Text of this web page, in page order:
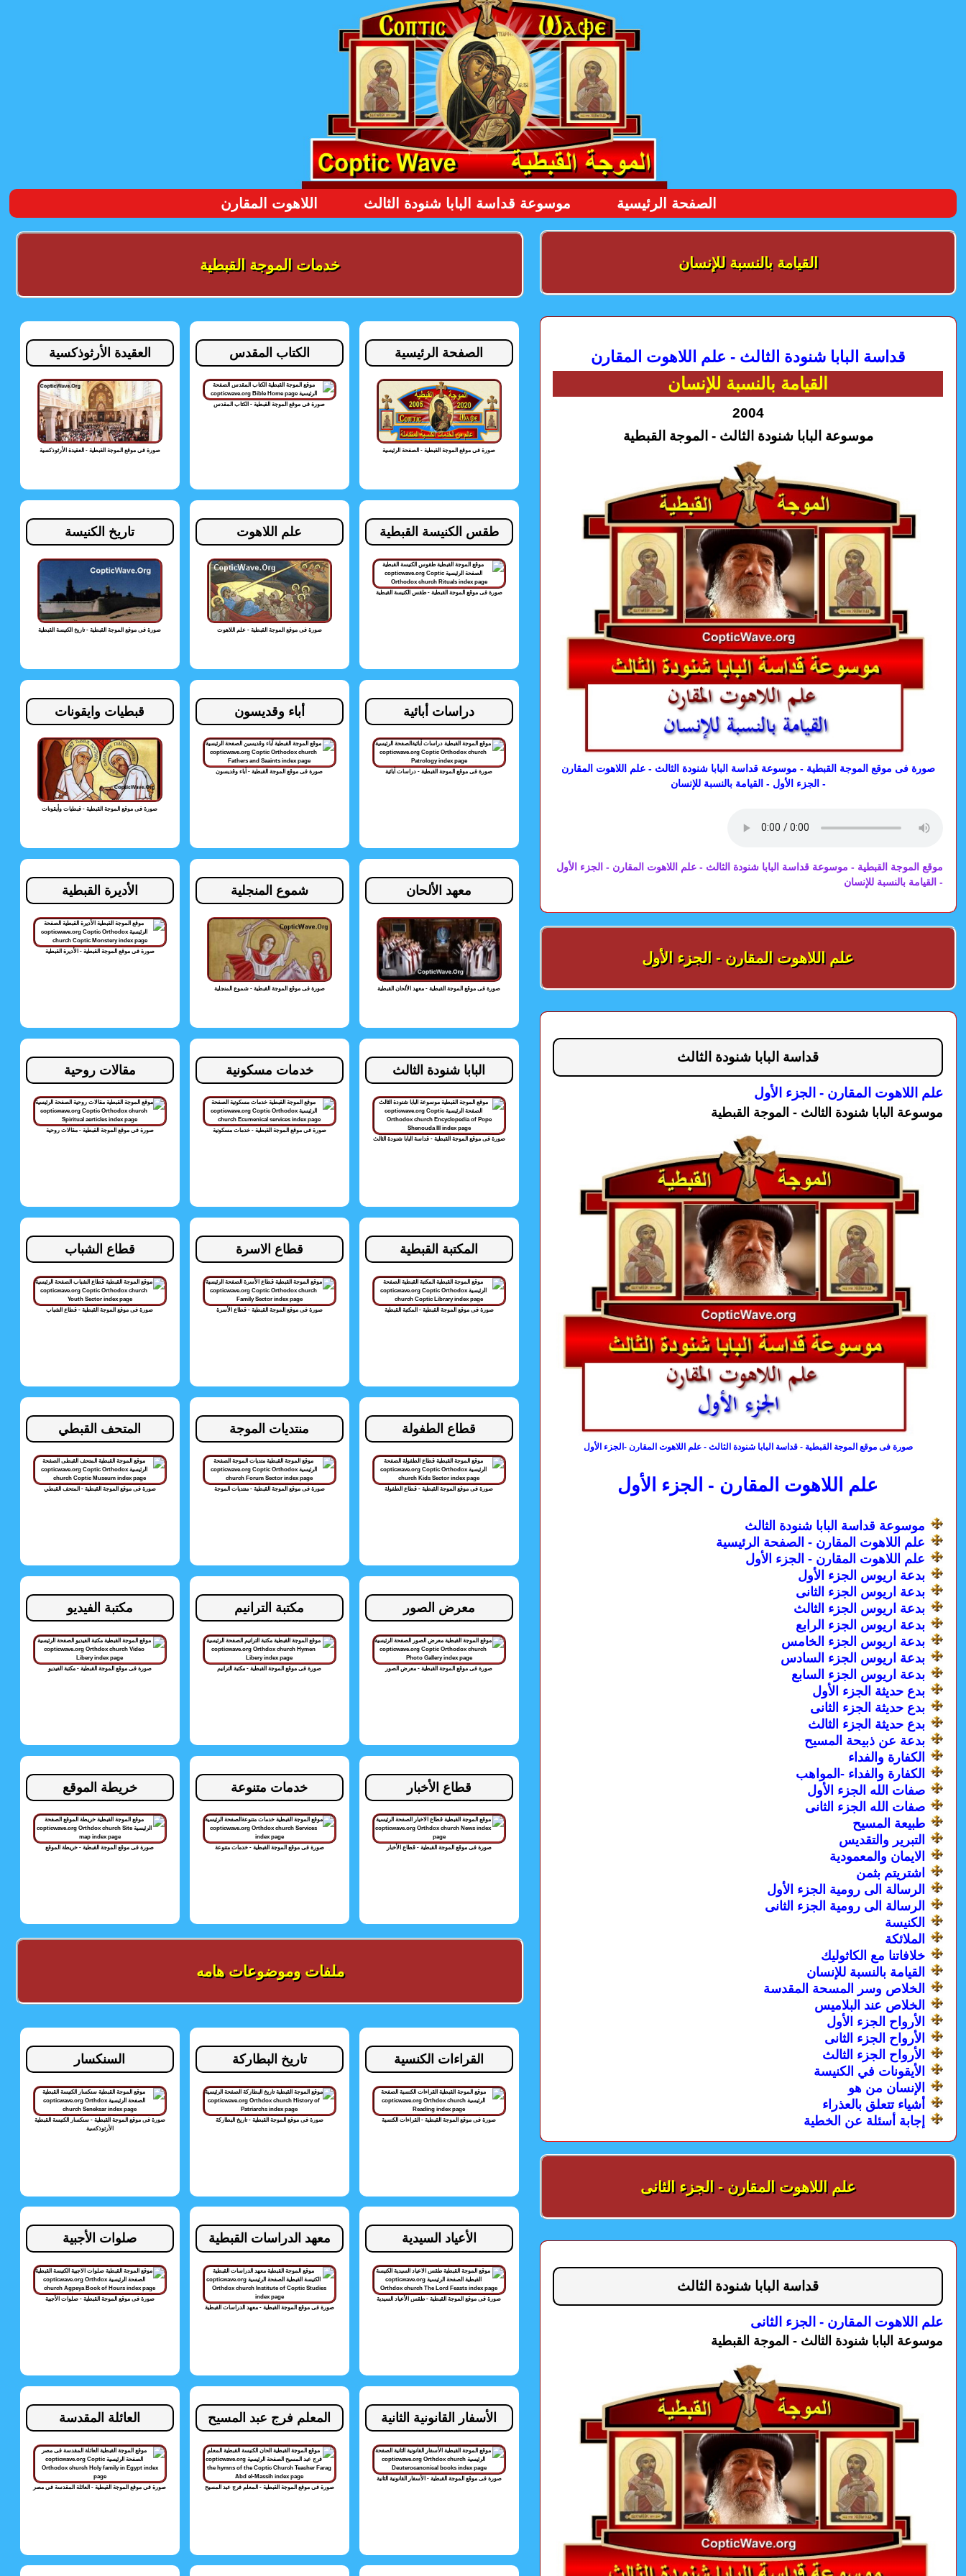
الصفحة الرئيسية موسوعة قداسة البابا شنودة الثالث اللاهوت المقارن
القيامة بالنسبة للإنسان
قداسة البابا شنودة الثالث - علم اللاهوت المقارن
القيامة بالنسبة للإنسان
2004
موسوعة البابا شنودة الثالث - الموجة القبطية
صورة فى موقع الموجة القبطية - موسوعة قداسة البابا شنودة الثالث - علم اللاهوت المقارن
- الجزء الأول - القيامة بالنسبة للإنسان
موقع الموجة القبطية - موسوعة قداسة البابا شنودة الثالث - علم اللاهوت المقارن - الجزء الأول
- القيامة بالنسبة للإنسان
علم اللاهوت المقارن - الجزء الأول
قداسة البابا شنودة الثالث
علم اللاهوت المقارن - الجزء الأول
موسوعة البابا شنودة الثالث - الموجة القبطية
صورة فى موقع الموجة القبطية - قداسة البابا شنودة الثالث - علم اللاهوت المقارن -الجزء الأول
علم اللاهوت المقارن - الجزء الأول
موسوعة قداسة البابا شنودة الثالث
علم اللاهوت المقارن - الصفحة الرئيسية
علم اللاهوت المقارن - الجزء الأول
بدعة اريوس الجزء الأول
بدعة اريوس الجزء الثانى
بدعة اريوس الجزء الثالث
بدعة اريوس الجزء الرابع
بدعة اريوس الجزء الخامس
بدعة اريوس الجزء السادس
بدعة اريوس الجزء السابع
بدع حديثة الجزء الأول
بدع حديثة الجزء الثانى
بدع حديثة الجزء الثالث
بدعة عن ذبيحة المسيح
الكفارة والفداء
الكفارة والفداء -المواهب
صفات الله الجزء الأول
صفات الله الجزء الثانى
طبيعة المسيح
التبرير والتقديس
الايمان والمعمودية
اشتريتم بثمن
الرسالة الى رومية الجزء الأول
الرسالة الى رومية الجزء الثانى
الكنيسة
الملائكة
خلافاتنا مع الكاثوليك
القيامة بالنسبة للإنسان
الخلاص وسر المسحة المقدسة
الخلاص عند البلاميس
الأرواح الجزء الأول
الأرواح الجزء الثانى
الأرواح الجزء الثالث
الأيقونات في الكنيسة
الإنسان من هو
أشياء تتعلق بالعذراء
إجابة أسئلة عن الخطية
علم اللاهوت المقارن - الجزء الثانى
قداسة البابا شنودة الثالث
علم اللاهوت المقارن - الجزء الثانى
موسوعة البابا شنودة الثالث - الموجة القبطية
خدمات الموجة القبطية
الصفحة الرئيسية
صورة فى موقع الموجة القبطية - الصفحة الرئيسية
الكتاب المقدس
صورة فى موقع الموجة القبطية - الكتاب المقدس
العقيدة الأرثوذكسية
صورة فى موقع الموجة القبطية - العقيدة الأرثوذكسية
طقس الكنيسة القبطية
صورة فى موقع الموجة القبطية - طقس الكنيسة القبطية
علم اللاهوت
صورة فى موقع الموجة القبطية - علم اللاهوت
تاريخ الكنيسة
صورة فى موقع الموجة القبطية - تاريخ الكنيسة القبطية
دراسات أبائية
صورة فى موقع الموجة القبطية - دراسات أبائية
أباء وقديسون
صورة فى موقع الموجة القبطية - أباء وقديسون
قبطيات وايقونات
صورة فى موقع الموجة القبطية - قبطيات وأيقونات
معهد الألحان
صورة فى موقع الموجة القبطية - معهد الألحان القبطية
شموع المنجلية
صورة فى موقع الموجة القبطية - شموع المنجلية
الأديرة القبطية
صورة فى موقع الموجة القبطية - الأديرة القبطية
البابا شنودة الثالث
صورة فى موقع الموجة القبطية - قداسة البابا شنودة الثالث
خدمات مسكونية
صورة فى موقع الموجة القبطية - خدمات مسكونية
مقالات روحية
صورة فى موقع الموجة القبطية - مقالات روحية
المكتبة القبطية
صورة فى موقع الموجة القبطية - المكتبة القبطية
قطاع الاسرة
صورة فى موقع الموجة القبطية - قطاع الأسرة
قطاع الشباب
صورة فى موقع الموجة القبطية - قطاع الشباب
قطاع الطفولة
صورة فى موقع الموجة القبطية - قطاع الطفولة
منتديات الموجة
صورة فى موقع الموجة القبطية - منتديات الموجة
المتحف القبطي
صورة فى موقع الموجة القبطية - المتحف القبطي
معرض الصور
صورة فى موقع الموجة القبطية - معرض الصور
مكتبة الترانيم
صورة فى موقع الموجة القبطية - مكتبة الترانيم
مكتبة الفيديو
صورة فى موقع الموجة القبطية - مكتبة الفيديو
قطاع الأخبار
صورة فى موقع الموجة القبطية - قطاع الأخبار
خدمات متنوعة
صورة فى موقع الموجة القبطية - خدمات متنوعة
خريطة الموقع
صورة فى موقع الموجة القبطية - خريطة الموقع
ملفات وموضوعات هامه
القراءات الكنسية
صورة فى موقع الموجة القبطية - القراءات الكنسية
تاريخ البطاركة
صورة فى موقع الموجة القبطية - تاريخ البطاركة
السنكسار
صورة فى موقع الموجة القبطية - سنكسار الكنيسة القبطية
الأرثوذكسية
الأعياد السيدية
صورة فى موقع الموجة القبطية - طقس الأعياد السيدية
معهد الدراسات القبطية
صورة فى موقع الموجة القبطية - معهد الدراسات القبطية
صلوات الأجبية
صورة فى موقع الموجة القبطية - صلوات الأجبية
الأسفار القانونية الثانية
صورة فى موقع الموجة القبطية - الأسفار القانونية الثانية
المعلم فرج عبد المسيح
صورة فى موقع الموجة القبطية - المعلم فرج عبد المسيح
العائلة المقدسة
صورة فى موقع الموجة القبطية - العائلة المقدسة فى مصر